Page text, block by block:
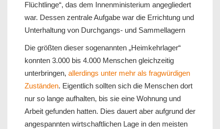
Flüchtlinge“, das dem Innenministerium angegliedert
war. Dessen zentrale Aufgabe war die Errichtung und
Unterhaltung von Durchgangs- und Sammellagern
Die größten dieser sogenannten „Heimkehrlager“
konnten 3.000 bis 4.000 Menschen gleichzeitig
unterbringen, allerdings unter mehr als fragwürdigen
Zuständen. Eigentlich sollten sich die Menschen dort
nur so lange aufhalten, bis sie eine Wohnung und
Arbeit gefunden hatten. Dies dauert aber aufgrund der
angespannten wirtschaftlichen Lage in den meisten